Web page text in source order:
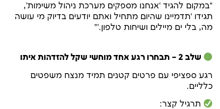
“במקום להגיד ‘אנחנו מספקים מערכת ניהול משימות’,
תגידו ‘תדמיינו שהיום מתחיל ואתם יודעים בדיוק מי עושה
מה, בלי ים מיילים ושיחות טלפון.’”
שלב 2 – תבחרו רגע אחד מוחשי שקל להזדהות איתו
רגע ספציפי עם פרטים קטנים תמיד מנצח משפטים
כלליים.
תרגיל קצר: